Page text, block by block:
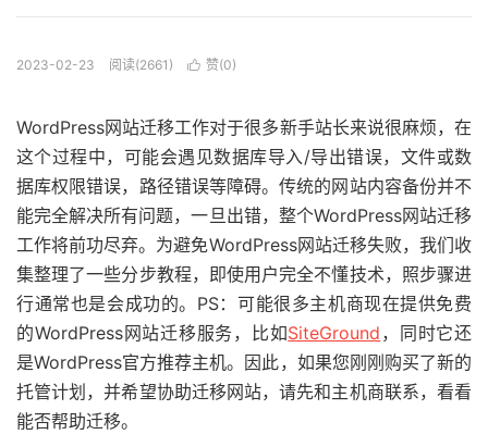
2023-02-23 阅读(2661)  赞(0)
WordPress网站迁移工作对于很多新手站长来说很麻烦，在
这个过程中，可能会遇见数据库导入/导出错误，文件或数
据库权限错误，路径错误等障碍。传统的网站内容备份并不
能完全解决所有问题，一旦出错，整个WordPress网站迁移
工作将前功尽弃。为避免WordPress网站迁移失败，我们收
集整理了一些分步教程，即使用户完全不懂技术，照步骤进
行通常也是会成功的。PS：可能很多主机商现在提供免费
的WordPress网站迁移服务，比如SiteGround ，同时它还
是WordPress官方推荐主机。因此，如果您刚刚购买了新的
托管计划，并希望协助迁移网站，请先和主机商联系，看看
能否帮助迁移。